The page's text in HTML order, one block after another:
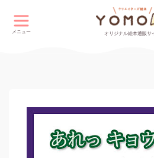
メニュー オリジナル絵本通販サ